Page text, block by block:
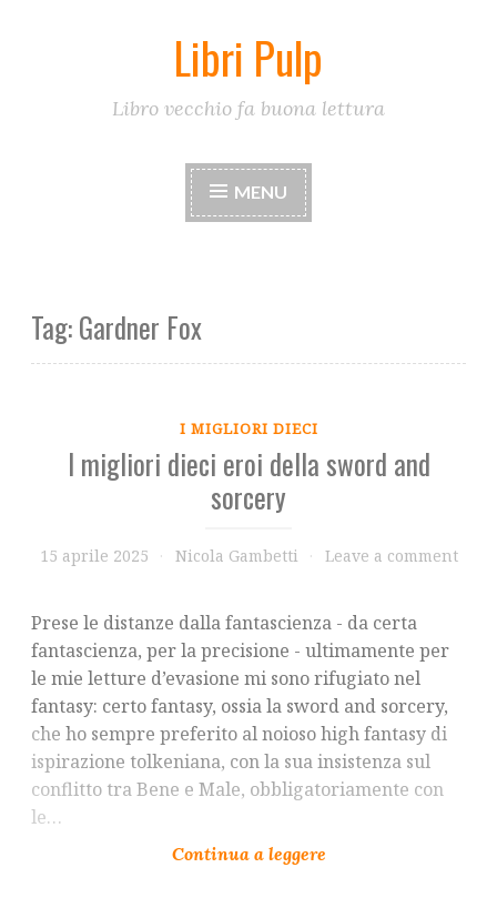
Libri Pulp
Libro vecchio fa buona lettura
MENU
Tag:Gardner Fox
I MIGLIORI DIECI
I migliori dieci eroi della sword and
sorcery
15 aprile 2025 Nicola Gambetti Leave a comment
Prese le distanze dalla fantascienza - da certa
fantascienza, per la precisione - ultimamente per
le mie letture d’evasione mi sono rifugiato nel
fantasy: certo fantasy, ossia la sword and sorcery,
che ho sempre preferito al noioso high fantasy di
ispirazione tolkeniana, con la sua insistenza sul
conflitto tra Bene e Male, obbligatoriamente con
le…